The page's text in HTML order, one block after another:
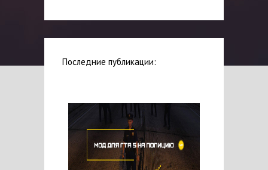
Последние публикации: